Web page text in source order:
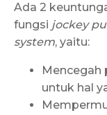
Ada 2
fungsi jockey
system, yaitu:
Mencegah
untuk hal